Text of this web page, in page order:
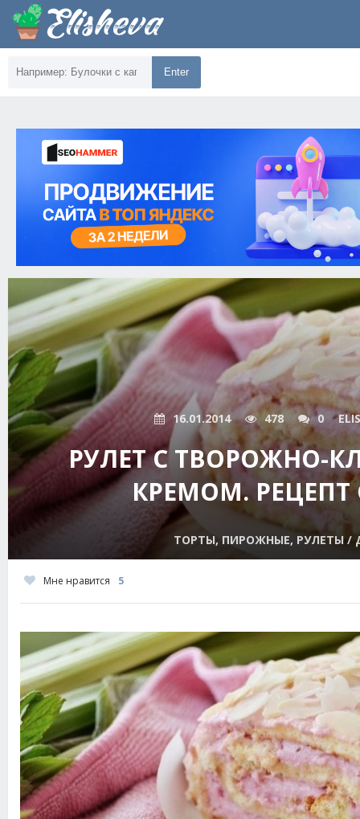
Enter
16.01.2014 478 0
РУЛЕТ С ТВОРОЖНО-
КРЕМОМ. РЕЦЕПТ
ТОРТЫ, ПИРОЖНЫЕ, РУЛЕТЫ /
Мне нравится 5